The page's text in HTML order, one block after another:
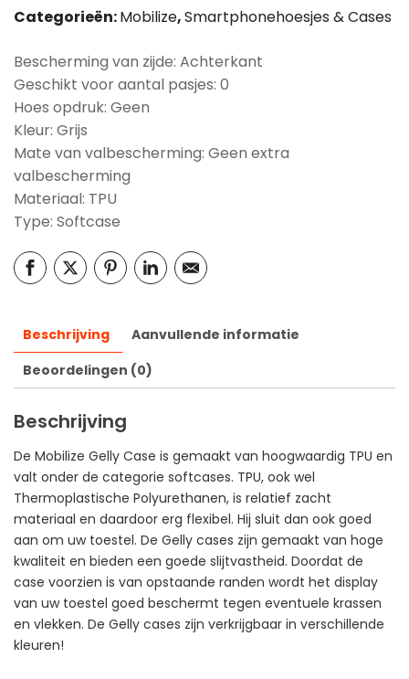
Categorieën:Mobilize,Smartphonehoesjes & Cases
Bescherming van zijde: Achterkant
Geschikt voor aantal pasjes: 0
Hoes opdruk: Geen
Kleur: Grijs
Mate van valbescherming: Geen extra
valbescherming
Materiaal: TPU
Type: Softcase
Beschrijving
Aanvullende informatie
Beoordelingen (0)
Beschrijving
De Mobilize Gelly Case is gemaakt van hoogwaardig TPU en
valt onder de categorie softcases. TPU, ook wel
Thermoplastische Polyurethanen, is relatief zacht
materiaal en daardoor erg flexibel. Hij sluit dan ook goed
aan om uw toestel. De Gelly cases zijn gemaakt van hoge
kwaliteit en bieden een goede slijtvastheid. Doordat de
case voorzien is van opstaande randen wordt het display
van uw toestel goed beschermt tegen eventuele krassen
en vlekken. De Gelly cases zijn verkrijgbaar in verschillende
kleuren!